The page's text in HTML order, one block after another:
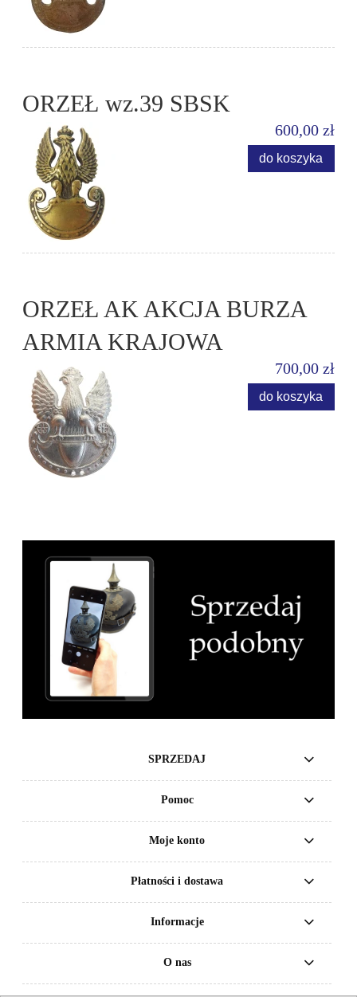
ORZEŁ wz.39 SBSK
600,00 zł
do koszyka
ORZEŁ AK AKCJA BURZA
ARMIA KRAJOWA
700,00 zł
do koszyka
SPRZEDAJ
Pomoc
Moje konto
Płatności i dostawa
Informacje
O nas